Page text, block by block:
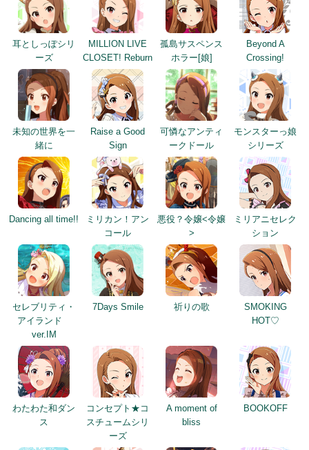
耳としっぽシリ
ーズ
MILLION LIVE
CLOSET! Reburn
孤島サスペンス
ホラー[娘]
Beyond A
Crossing!
未知の世界を一
緒に
Raise a Good
Sign
可憐なアンティ
ークドール
モンスターっ娘
シリーズ
Dancing all time!!
ミリカン！アン
コール
悪役？令嬢<令嬢
>
ミリアニセレク
ション
セレブリティ・
アイランド
ver.IM
7Days Smile 祈りの歌
SMOKING
HOT♡
わたわた和ダン
ス
コンセプト★コ
スチュームシリ
ーズ
A moment of
bliss
BOOKOFF